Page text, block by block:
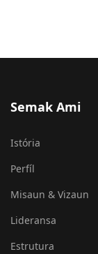
Semak Ami
Istória
Perfíl
Misaun & Vizaun
Lideransa
Estrutura